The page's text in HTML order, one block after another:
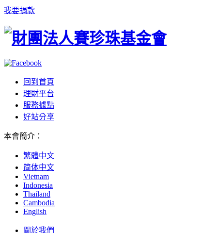
我要捐款
回到首頁
理財平台
服務據點
好站分享
本會簡介 ：
繁體中文
简体中文
Vietnam
Indonesia
Thailand
Cambodia
English
關於我們